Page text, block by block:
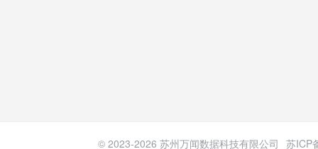
© 2023-2026 苏州万闻数据科技有限公司 苏ICP